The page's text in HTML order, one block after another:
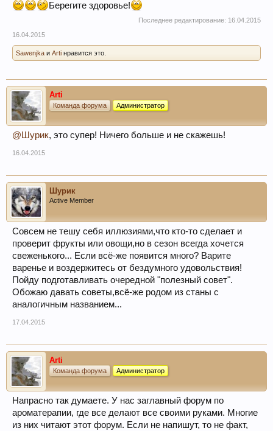
Берегите здоровье!
Последнее редактирование: 16.04.2015
16.04.2015
Sawenjka и Arti нравится это.
Arti
Команда форума Администратор
@Шурик, это супер! Ничего больше и не скажешь!
16.04.2015
Шурик
Active Member
Совсем не тешу себя иллюзиями,что кто-то сделает и
проверит фрукты или овощи,но в сезон всегда хочется
свеженького... Если всё-же появится много? Варите
варенье и воздержитесь от бездумного удовольствия!
Пойду подготавливать очередной "полезный совет".
Обожаю давать советы,всё-же родом из станы с
аналогичным названием...
17.04.2015
Arti
Команда форума Администратор
Напрасно так думаете. У нас заглавный форум по
ароматерапии, где все делают все своими руками. Многие
из них читают этот форум. Если не напишут, то не факт,